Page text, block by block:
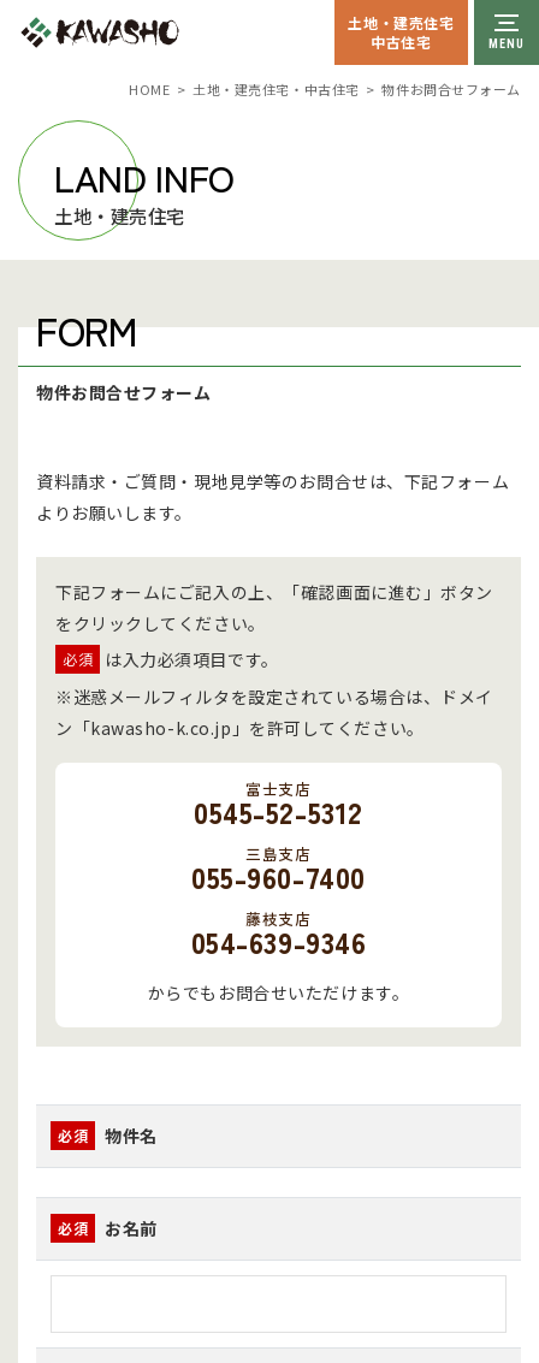
土地・建売住宅
中古住宅
HOME 土地・建売住宅・中古住宅 物件お問合せフォーム
LAND INFO
土地・建売住宅
FORM
物件お問合せフォーム
資料請求・ご質問・現地見学等のお問合せは、下記フォーム
よりお願いします。
下記フォームにご記入の上、「確認画面に進む」ボタン
をクリックしてください。
必須
は入力必須項目です。
※迷惑メールフィルタを設定されている場合は、ドメイ
ン「kawasho-k.co.jp」を許可してください。
富士支店
0545-52-5312
三島支店
055-960-7400
藤枝支店
054-639-9346
からでもお問合せいただけます。
必須 物件名
必須 お名前